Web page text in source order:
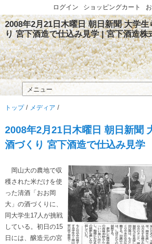
2008年2月21日木曜日 朝日新聞 大学
り 宮下酒造で仕込み見学 | 宮下酒造株
トップ/ メディア /
2008年2月21日木曜日 朝日新聞
酒づくり 宮下酒造で仕込み見学
岡山大の農地で収
穫された米だけを使
った清酒「おお岡
大」の酒づくりに、
同大学生17人が挑戦
している。初日の15
日には、醸造元の宮
ショッピングカート
ログイン